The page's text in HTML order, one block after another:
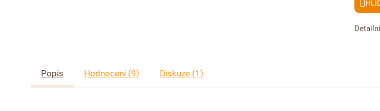
Popis Hodnocení (9) Diskuze (1)